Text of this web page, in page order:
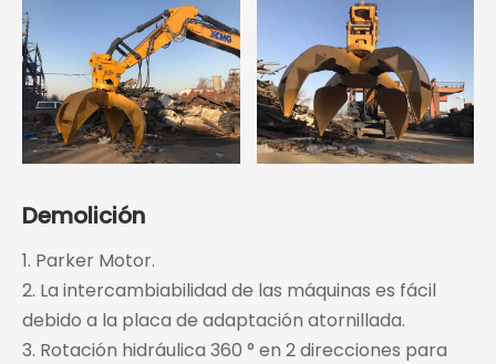
Demolición
1. Parker Motor.
2. La intercambiabilidad de las máquinas es fácil
debido a la placa de adaptación atornillada.
3. Rotación hidráulica 360 ° en 2 direcciones para